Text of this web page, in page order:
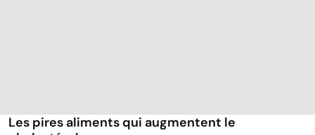
Les pires aliments qui augmentent le